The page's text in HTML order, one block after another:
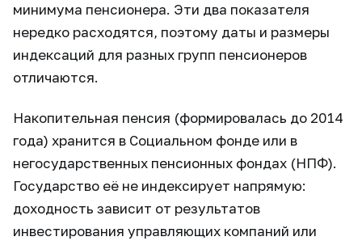
минимума пенсионера. Эти два показателя
нередко расходятся, поэтому даты и размеры
индексаций для разных групп пенсионеров
отличаются.
Накопительная пенсия (формировалась до 2014
года) хранится в Социальном фонде или в
негосударственных пенсионных фондах (НПФ).
Государство её не индексирует напрямую:
доходность зависит от результатов
инвестирования управляющих компаний или